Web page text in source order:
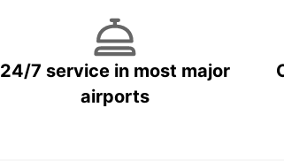
24/7 service in most major
airports